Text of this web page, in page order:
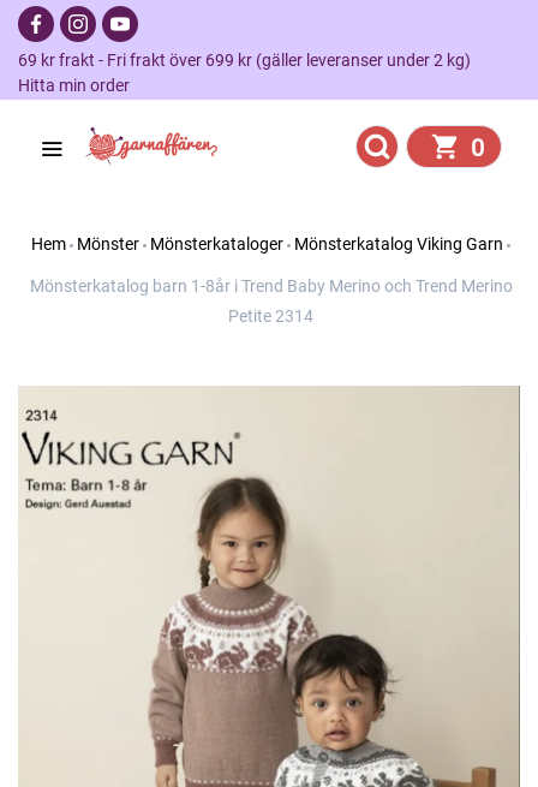
69 kr frakt - Fri frakt över 699 kr (gäller leveranser under 2 kg)
Hitta min order
0
Hem Mönster Mönsterkataloger Mönsterkatalog Viking Garn
Mönsterkatalog barn 1-8år i Trend Baby Merino och Trend Merino
Petite 2314